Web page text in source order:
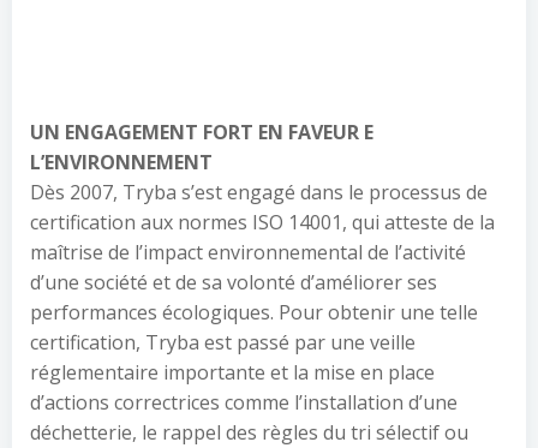
UN ENGAGEMENT FORT EN FAVEUR E
L’ENVIRONNEMENT
Dès 2007, Tryba s’est engagé dans le processus de
certification aux normes ISO 14001, qui atteste de la
maîtrise de l’impact environnemental de l’activité
d’une société et de sa volonté d’améliorer ses
performances écologiques. Pour obtenir une telle
certification, Tryba est passé par une veille
réglementaire importante et la mise en place
d’actions correctrices comme l’installation d’une
déchetterie, le rappel des règles du tri sélectif ou